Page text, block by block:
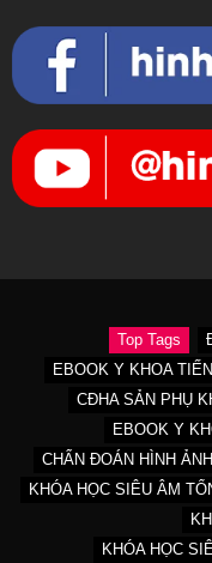
Top Tags
EBOOK Y KHOA
CĐHA SẢN PHỤ
EBOOK Y
CHẨN ĐOÁN HÌNH ẢNH
KHÓA HỌC SIÊU ÂM
KHÓA HỌC